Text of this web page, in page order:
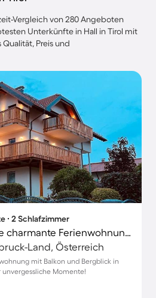
Vergleich von 280 Angeboten
Unterkünfte in Hall in Tirol mit
Preis und
∙ 2 Schlafzimmer
Familienfreundliche charmante Ferienwohnung mit Garten und Grill | Bergblick
Land, Österreich
mit Balkon und Bergblick in
unvergessliche Momente!